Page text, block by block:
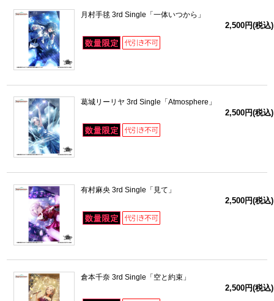
月村手毬 3rd Single「一体いつから」
2,500円(税込)
葛城リーリヤ 3rd Single「Atmosphere」
2,500円(税込)
有村麻央 3rd Single「見て」
2,500円(税込)
倉本千奈 3rd Single「空と約束」
2,500円(税込)